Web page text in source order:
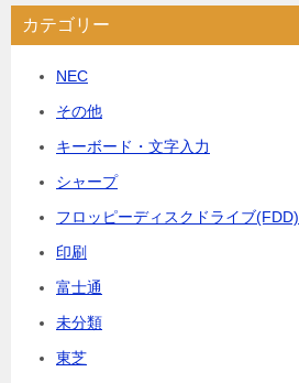
カテゴリー
NEC
その他
キーボード・文字入力
シャープ
フロッピーディスクドライブ(FDD)
印刷
富士通
未分類
東芝